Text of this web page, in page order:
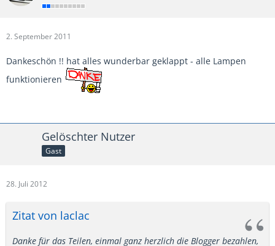
2. September 2011
Dankeschön !! hat alles wunderbar geklappt - alle Lampen
funktionieren
Gelöschter Nutzer
Gast
28. Juli 2012
Zitat von laclac
Danke für das Teilen, einmal ganz herzlich die Blogger bezahlen,